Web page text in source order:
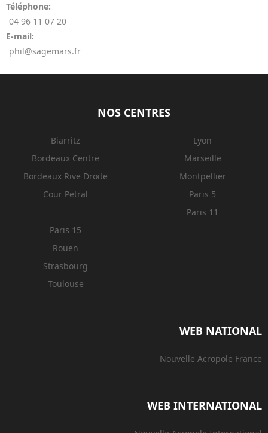
Téléphone:
04 96 11 07 20
E-mail:
phil@sagemars.fr
NOS CENTRES
Biarritz
Bordeaux Centre
Bordeaux Rive Droite
Cour Petral
Lyon
Marseille
Montpellier
Paris 5
Paris 11
Paris 15
Rouen
Strasbourg
Toulouse
WEB NATIONAL
Nouvelle Acropole France
WEB INTERNATIONAL